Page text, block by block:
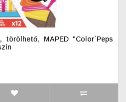
MAPED "Color`Peps